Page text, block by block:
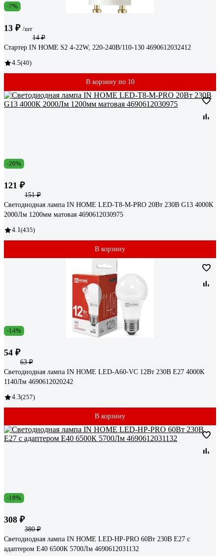
-7%
13 ₽ /шт
14 ₽
Стартер IN HOME S2 4-22W, 220-240В/110-130 4690612032412
4.5(40)
В корзину по 10
-20%
121 ₽
151 ₽
Светодиодная лампа IN HOME LED-T8-М-PRO 20Вт 230В G13 4000К
2000Лм 1200мм матовая 4690612030975
4.1(435)
В корзину
-14%
54 ₽
63 ₽
Светодиодная лампа IN HOME LED-A60-VC 12Вт 230В Е27 4000К
1140Лм 4690612020242
4.3(257)
В корзину
-19%
308 ₽
380 ₽
Светодиодная лампа IN HOME LED-HP-PRO 60Вт 230В E27 с
адаптером Е40 6500К 5700Лм 4690612031132